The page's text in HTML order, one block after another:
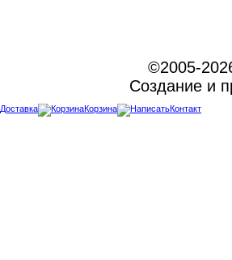
©2005-
Создание и
Доставка Корзина
Контакт